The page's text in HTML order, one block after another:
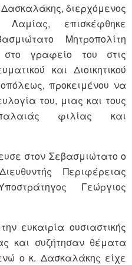
διερχόμενος
επισκέφθηκε
Μητροπολίτη
γραφείο του στις
και Διοικητικού
προκειμένου να
του, μιας και τους
φιλίας και
στον Σεβασμιώτατο ο
Περιφέρειας
Γεώργιος
ευκαιρία ουσιαστικής
και συζήτησαν θέματα
ο κ. Δασκαλάκης είχε